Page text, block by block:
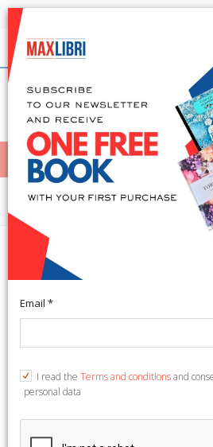
Shipping in 24h for all
English
< Home
MENÙ
Arts and Architecture
Ralph Kirkpatrick.
Scritti
Volume 4).
Email *
I read the Terms and conditionsand
personal data